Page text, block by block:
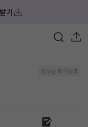
기
정보공개 미동의